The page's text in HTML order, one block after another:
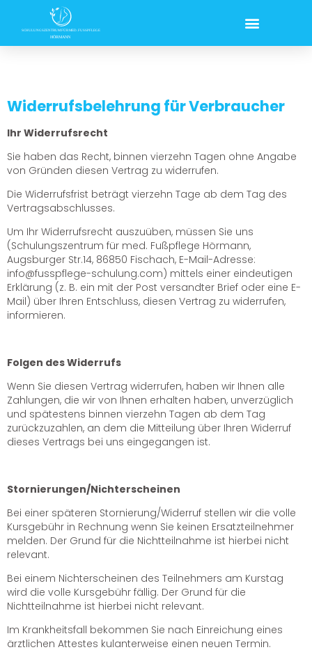
Widerrufsbelehrung für Verbraucher
Ihr Widerrufsrecht
Sie haben das Recht, binnen vierzehn Tagen ohne Angabe
von Gründen diesen Vertrag zu widerrufen.
Die Widerrufsfrist beträgt vierzehn Tage ab dem Tag des
Vertragsabschlusses.
Um Ihr Widerrufsrecht auszuüben, müssen Sie uns
(Schulungszentrum für med. Fußpflege Hörmann,
Augsburger Str.14, 86850 Fischach, E-Mail-Adresse:
info@fusspflege-schulung.com) mittels einer eindeutigen
Erklärung (z. B. ein mit der Post versandter Brief oder eine E-
Mail) über Ihren Entschluss, diesen Vertrag zu widerrufen,
informieren.
Folgen des Widerrufs
Wenn Sie diesen Vertrag widerrufen, haben wir Ihnen alle
Zahlungen, die wir von Ihnen erhalten haben, unverzüglich
und spätestens binnen vierzehn Tagen ab dem Tag
zurückzuzahlen, an dem die Mitteilung über Ihren Widerruf
dieses Vertrags bei uns eingegangen ist.
Stornierungen/Nichterscheinen
Bei einer späteren Stornierung/Widerruf stellen wir die volle
Kursgebühr in Rechnung wenn Sie keinen Ersatzteilnehmer
melden. Der Grund für die Nichtteilnahme ist hierbei nicht
relevant.
Bei einem Nichterscheinen des Teilnehmers am Kurstag
wird die volle Kursgebühr fällig. Der Grund für die
Nichtteilnahme ist hierbei nicht relevant.
Im Krankheitsfall bekommen Sie nach Einreichung eines
ärztlichen Attestes kulanterweise einen neuen Termin.